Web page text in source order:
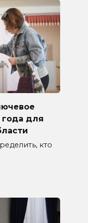
года для
кто